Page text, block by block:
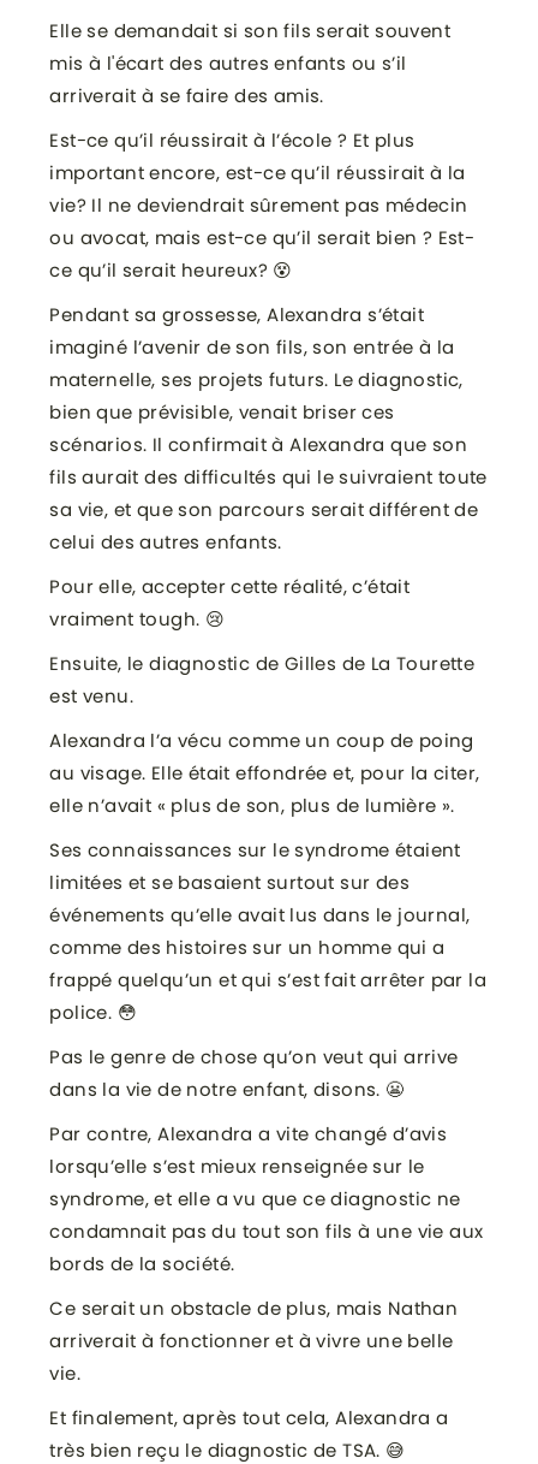
Elle se demandait si son fils serait souvent
mis à l'écart des autres enfants ou s’il
arriverait à se faire des amis.
Est-ce qu’il réussirait à l’école ? Et plus
important encore, est-ce qu’il réussirait à la
vie? Il ne deviendrait sûrement pas médecin
ou avocat, mais est-ce qu’il serait bien ? Est-
ce qu’il serait heureux? 😵
Pendant sa grossesse, Alexandra s’était
imaginé l’avenir de son fils, son entrée à la
maternelle, ses projets futurs. Le diagnostic,
bien que prévisible, venait briser ces
scénarios. Il confirmait à Alexandra que son
fils aurait des difficultés qui le suivraient toute
sa vie, et que son parcours serait différent de
celui des autres enfants.
Pour elle, accepter cette réalité, c’était
vraiment tough. 😢
Ensuite, le diagnostic de Gilles de La Tourette
est venu.
Alexandra l’a vécu comme un coup de poing
au visage. Elle était effondrée et, pour la citer,
elle n’avait « plus de son, plus de lumière ».
Ses connaissances sur le syndrome étaient
limitées et se basaient surtout sur des
événements qu’elle avait lus dans le journal,
comme des histoires sur un homme qui a
frappé quelqu’un et qui s’est fait arrêter par la
police. 😳
Pas le genre de chose qu’on veut qui arrive
dans la vie de notre enfant, disons. 😬
Par contre, Alexandra a vite changé d’avis
lorsqu’elle s’est mieux renseignée sur le
syndrome, et elle a vu que ce diagnostic ne
condamnait pas du tout son fils à une vie aux
bords de la société.
Ce serait un obstacle de plus, mais Nathan
arriverait à fonctionner et à vivre une belle
vie.
Et finalement, après tout cela, Alexandra a
très bien reçu le diagnostic de TSA. 😅